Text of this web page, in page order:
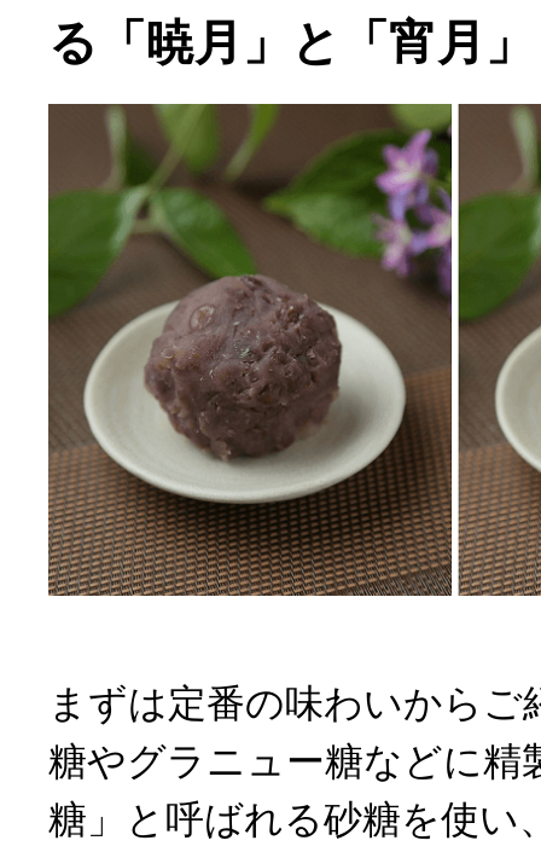
る「暁月」と「宵月」
まずは定番の味わいからご
糖やグラニュー糖などに精
糖」と呼ばれる砂糖を使い